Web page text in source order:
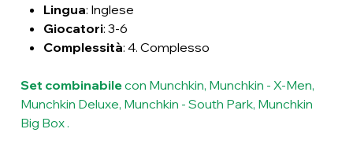
Lingua: Inglese
Giocatori: 3-6
Complessità: 4. Complesso
Set combinabilecon Munchkin, Munchkin - X-Men,
Munchkin Deluxe, Munchkin - South Park, Munchkin
Big Box .